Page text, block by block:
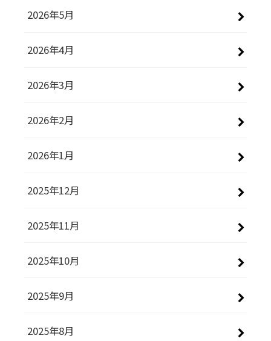
2026年5月
2026年4月
2026年3月
2026年2月
2026年1月
2025年12月
2025年11月
2025年10月
2025年9月
2025年8月